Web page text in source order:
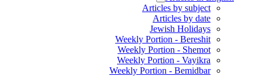
Articles by subject
Articles by date
Jewish Holidays
Weekly Portion - Bereshit
Weekly Portion - Shemot
Weekly Portion - Vayikra
Weekly Portion - Bemidbar